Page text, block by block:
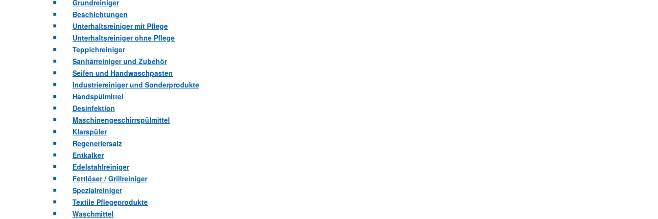
Grundreiniger
Beschichtungen
Unterhaltsreiniger mit Pflege
Unterhaltsreiniger ohne Pflege
Teppichreiniger
Sanitärreiniger und Zubehör
Seifen und Handwaschpasten
Industriereiniger und Sonderprodukte
Handspülmittel
Desinfektion
Maschinengeschirrspülmittel
Klarspüler
Regeneriersalz
Entkalker
Edelstahlreiniger
Fettlöser / Grillreiniger
Spezialreiniger
Textile Pflegeprodukte
Waschmittel